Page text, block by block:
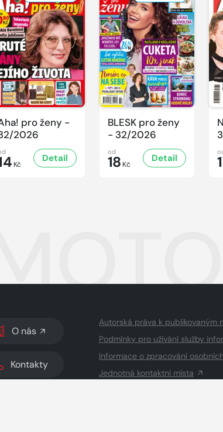
pro ženy -
2026
Kč
Detail
BLESK pro ženy
- 32/2026
od
18 Kč
Detail
O nás
Kontakty
Autorská práva k publikovaným
Podmínky pro užívání služby
Informace o zpracování
Jednotná kontaktní místa